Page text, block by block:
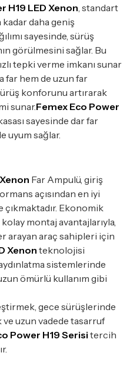
H19 LED Xenon , standart
daha geniş
sayesinde, sürüş
görülmesini sağlar. Bu
tepki verme imkanı sunar
far hem de uzun far
konforunu artırarak
sunar.Femex Eco Power
sayesinde dar far
uyum sağlar.
Far Ampulü, giriş
açısından en iyi
Ekonomik
montaj avantajlarıyla,
arayan araç sahipleri için
Xenon teknolojisi
sistemlerinde
ömürlü kullanım gibi
gece sürüşlerinde
uzun vadede tasarruf
Power H19 Serisitercih